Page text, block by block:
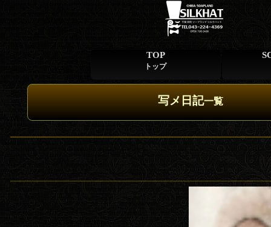
TOP
トップ
写メ日記一覧